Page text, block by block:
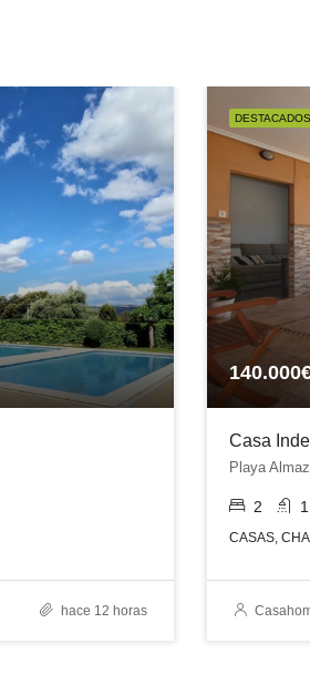
hace 12 horas
DESTACADOS
Playa
2 1
CASAS,